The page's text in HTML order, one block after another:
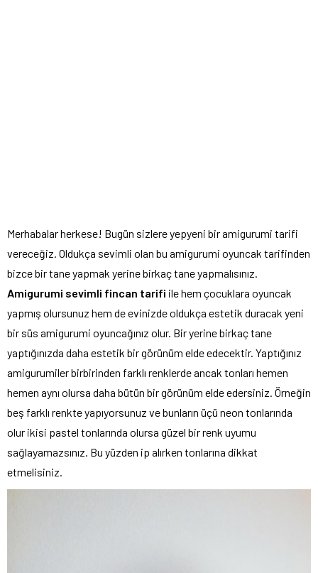
Merhabalar herkese! Bugün sizlere yepyeni bir amigurumi tarifi
vereceğiz. Oldukça sevimli olan bu amigurumi oyuncak tarifinden
bizce bir tane yapmak yerine birkaç tane yapmalısınız.
Amigurumi sevimli fincan tarifi ile hem çocuklara oyuncak
yapmış olursunuz hem de evinizde oldukça estetik duracak yeni
bir süs amigurumi oyuncağınız olur. Bir yerine birkaç tane
yaptığınızda daha estetik bir görünüm elde edecektir. Yaptığınız
amigurumiler birbirinden farklı renklerde ancak tonları hemen
hemen aynı olursa daha bütün bir görünüm elde edersiniz. Örneğin
beş farklı renkte yapıyorsunuz ve bunların üçü neon tonlarında
olur ikisi pastel tonlarında olursa güzel bir renk uyumu
sağlayamazsınız. Bu yüzden ip alırken tonlarına dikkat
etmelisiniz.